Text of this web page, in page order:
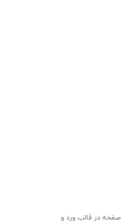
برنامه سالانه مشاوره مقطع ابتدایی 1406- 1405 ویژه مشاوران مدارس مقطع متوسطه دوم در قالب ورد و پی دی اف با قابلیت ویرایش در 21 صفحه بهمراه تقویم اجرایی مشاور مدرسه در 12 صفحه در قالب ورد و